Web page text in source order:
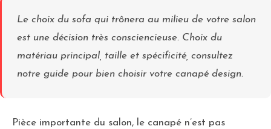
Le choix du sofa qui trônera au milieu de votre salon
est une décision très consciencieuse. Choix du
matériau principal, taille et spécificité, consultez
notre guide pour bien choisir votre canapé design.
Pièce importante du salon, le canapé n’est pas